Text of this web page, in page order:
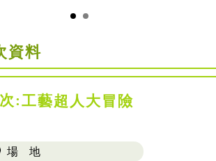
資料
:工藝超人大冒險
場 地